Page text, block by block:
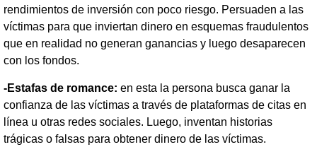
rendimientos de inversión con poco riesgo. Persuaden a las
víctimas para que inviertan dinero en esquemas fraudulentos
que en realidad no generan ganancias y luego desaparecen
con los fondos.
-Estafas de romance: en esta la persona busca ganar la
confianza de las víctimas a través de plataformas de citas en
línea u otras redes sociales. Luego, inventan historias
trágicas o falsas para obtener dinero de las víctimas.